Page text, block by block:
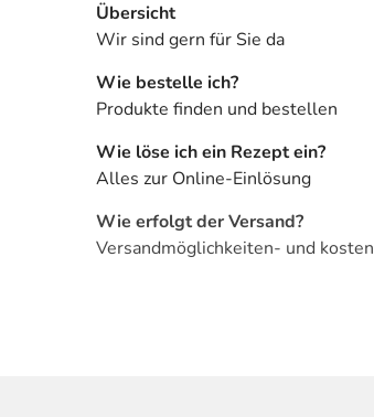
Übersicht
Wir sind gern für Sie da
Wie bestelle ich?
Produkte finden und bestellen
Wie löse ich ein Rezept ein?
Alles zur Online-Einlösung
Wie erfolgt der Versand?
Versandmöglichkeiten- und kosten